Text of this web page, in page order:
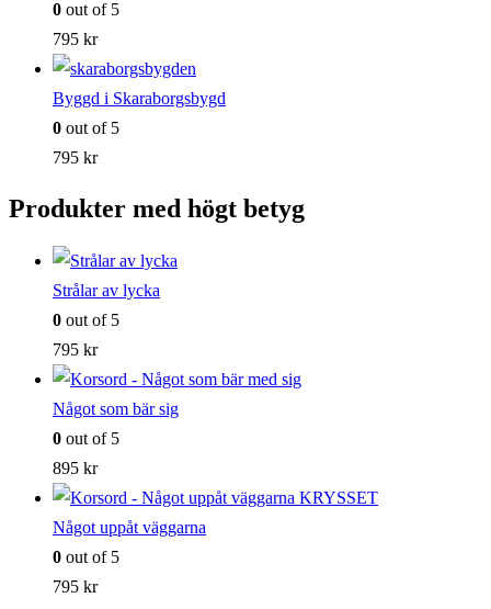
0 out of 5
795 kr
Byggd i Skaraborgsbygd
0 out of 5
795 kr
Produkter med högt betyg
Strålar av lycka
0 out of 5
795 kr
Något som bär sig
0 out of 5
895 kr
Något uppåt väggarna
0 out of 5
795 kr